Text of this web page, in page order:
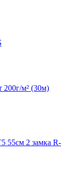
200г/м² (30м)
55см 2 замка R-